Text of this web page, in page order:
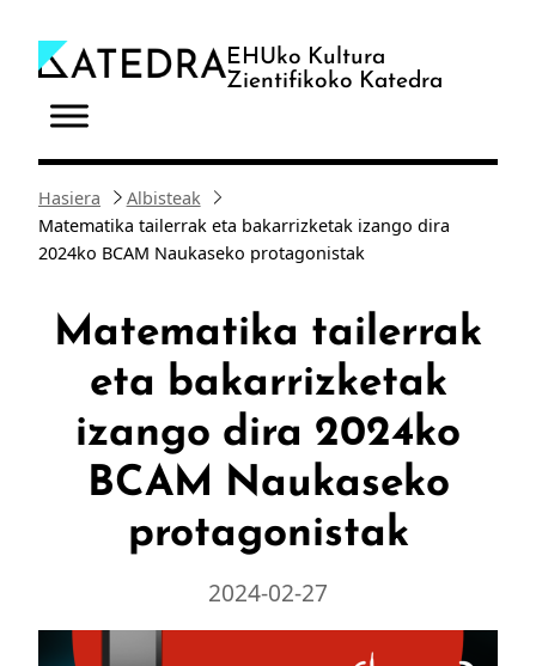
edukira
EHUko Kultura
Zientifikoko Katedra
Hasiera
Albisteak
Matematika tailerrak eta bakarrizketak izango dira
2024ko BCAM Naukaseko protagonistak
Matematika tailerrak
eta bakarrizketak
izango dira 2024ko
BCAM Naukaseko
protagonistak
2024-02-27